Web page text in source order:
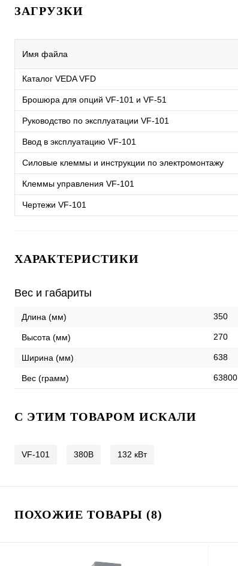
ЗАГРУЗКИ
Имя файла
Каталог VEDA VFD
Брошюра для опций VF-101 и VF-51
Руководство по эксплуатации VF-101
Ввод в эксплуатацию VF-101
Силовые клеммы и инструкции по электромонтажу
Клеммы управления VF-101
Чертежи VF-101
ХАРАКТЕРИСТИКИ
Вес и габариты
Длина (мм) 350
Высота (мм) 270
Ширина (мм) 638
Вес (грамм) 63800
C ЭТИМ ТОВАРОМ ИСКАЛИ
VF-101 380В 132 кВт
ПОХОЖИЕ ТОВАРЫ (8)